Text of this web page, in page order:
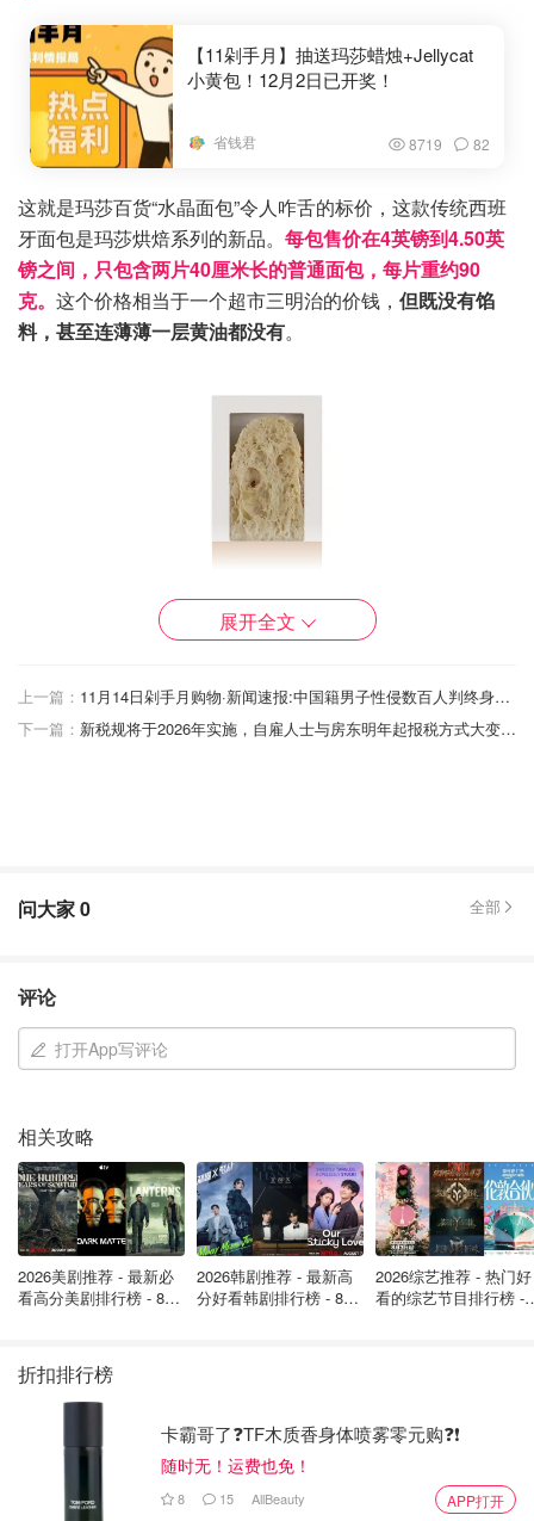
【11剁手月】抽送玛莎蜡烛+Jellycat
小黄包！12月2日已开奖！
省钱君 8719 82
这就是玛莎百货“水晶面包”令人咋舌的标价，这款传统西班
牙面包是玛莎烘焙系列的新品。 每包售价在4英镑到4.50英
镑之间，只包含两片40厘米长的普通面包，每片重约90
克。 这个价格相当于一个超市三明治的价钱， 但既没有馅
料，甚至连薄薄一层黄油都没有。
这款产品被描述为“轻盈、酥脆的面包”，旨在烤制后搭配特
玛莎百货因其高定价而受到质疑，购物者们认为“半根法棍
面包”不可能值4.50英镑。但超市坚称
购一空，夏季上市后销量增长了近五分之一。
这部分归功于社交媒体上的成功。一篇推广该产品的帖子在
7月爆红，在
英国消费者已购买了7.5万包 。
初看之下，玛莎百货的“水晶面包”并不怎么诱人。它比法棍
更扁平，形状也不规则，看起来就像两片被人压扁的恰巴塔
面包。它被标记为“生的”，必须冷藏并在食用前烘烤。
依然柔软微韧，而外皮则酥脆，带着一丝焦糖般的风味。
当然，这远不是市面上唯一价格不菲的烘焙产品：伦敦
Poilane面包店的2公斤酸面包售价14.50英镑；Gail's的2公
斤酸面包售价13英镑；Happy Sky Bakery的东京牛奶面包
展开全文
上一篇：
11月14日剁手月购物·新闻速报:中国籍男子性侵数百人判终身监禁！21岁中国留学生失踪！
下一篇：
新税规将于2026年实施，自雇人士与房东明年起报税方式大变革！
问大家0 全部
评论
打开App写评论
相关攻略
2026美剧推荐 - 最新必
看高分美剧排行榜 - 8月
2026韩剧推荐 - 最新高
分好看韩剧排行榜 - 8月
2026综艺推荐 - 热门好
看的综艺节目排行榜 -
折扣排行榜
卡霸哥了❓TF木质香身体喷雾零元购❓❗
随时无！运费也免！
8 15 AllBeauty APP打开